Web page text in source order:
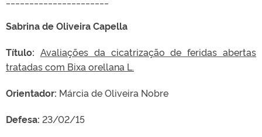
Sabrina de Oliveira Capella
Título: Avaliações da cicatrização de feridas abertas
tratadas com Bixa orellana L.
Orientador: Márcia de Oliveira Nobre
Defesa: 23/02/15